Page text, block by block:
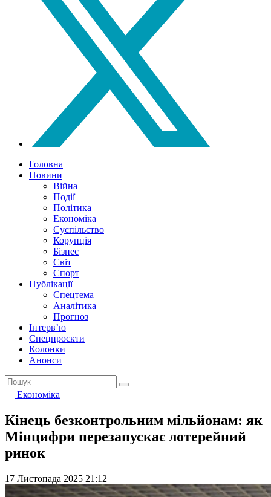
Головна
Новини
Війна
Події
Політика
Економіка
Суспільство
Корупція
Бізнес
Світ
Спорт
Публікації
Спецтема
Аналітика
Прогноз
Інтерв’ю
Спецпроєкти
Колонки
Анонси
Економіка
Кінець безконтрольним мільйонам: як
Мінцифри перезапускає лотерейний
ринок
17 Листопада 2025 21:12